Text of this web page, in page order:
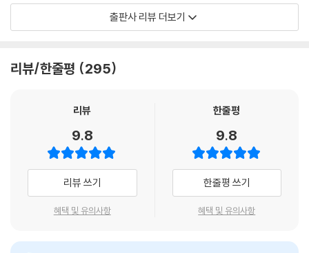
“해리는 마침내 손을 뻗어 누르스름한 봉투를 받아 들었다. 봉투에는 에메
구멍이 나타나 점점 커졌다. 다음 순간 두 사람은 해그리드도 충분히 들어
갈 만큼 큰 아치형 입구를 마주 보고 있었다.”(pp.92~93)
4. 뚱뚱한 귀부인 초상화
려 있었다.”(p.160)
출판사 리뷰 더보기
리뷰/한줄평 295
리뷰
9.8
리뷰 쓰기
혜택 및 유의사항
한줄평
9.8
한줄평 쓰기
혜택 및 유의사항